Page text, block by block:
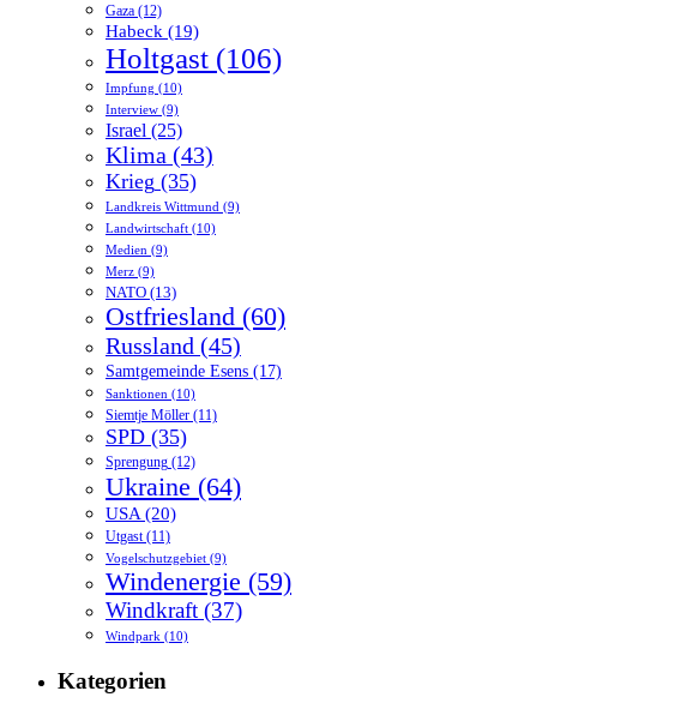
Gaza (12)
Habeck (19)
Holtgast (106)
Impfung (10)
Interview (9)
Israel (25)
Klima (43)
Krieg (35)
Landkreis Wittmund (9)
Landwirtschaft (10)
Medien (9)
Merz (9)
NATO (13)
Ostfriesland (60)
Russland (45)
Samtgemeinde Esens (17)
Sanktionen (10)
Siemtje Möller (11)
SPD (35)
Sprengung (12)
Ukraine (64)
USA (20)
Utgast(11)
Vogelschutzgebiet (9)
Windenergie (59)
Windkraft (37)
Windpark (10)
Kategorien